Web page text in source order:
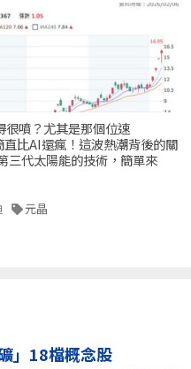
很噴？尤其是那個位速
直比AI還瘋！這波熱潮背後的關
三代太陽能的技術，簡單來
元晶
」18檔概念股